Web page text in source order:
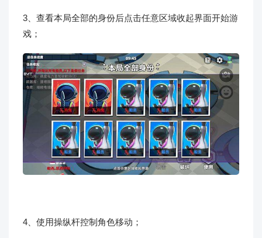
3、查看本局全部的身份后点击任意区域收起界面开始游
戏；
4、使用操纵杆控制角色移动；